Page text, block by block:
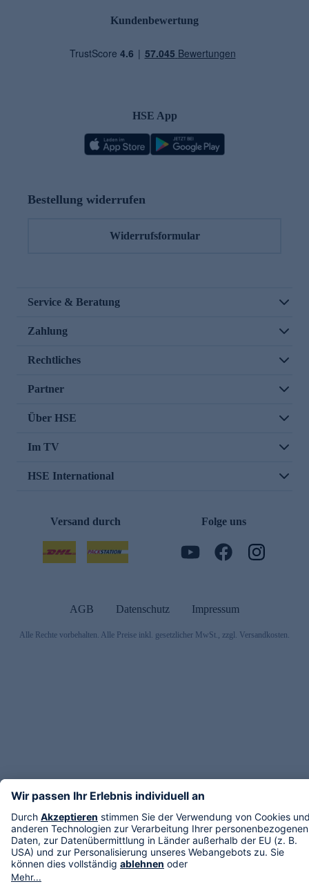
Kundenbewertung
HSE App
Bestellung widerrufen
Widerrufsformular
Service & Beratung
Zahlung
Rechtliches
Partner
Über HSE
Im TV
HSE International
Versand durch Folge uns
AGB Datenschutz Impressum
Alle Rechte vorbehalten. Alle Preise inkl. gesetzlicher MwSt., zzgl. Versandkosten.